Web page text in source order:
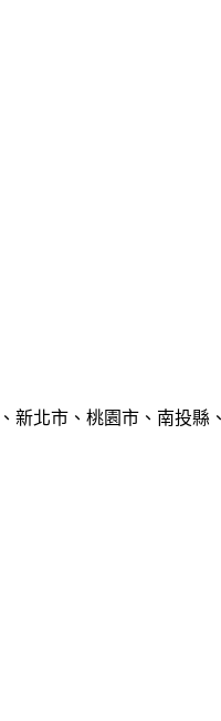
新北市、桃園市、南投縣